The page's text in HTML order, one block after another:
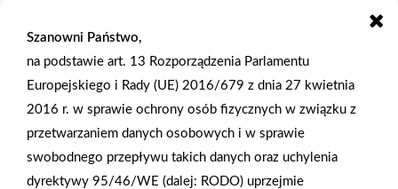
AKCJA "BEZPIECZNA DROGA DO SZKOŁY"
Z MRÓWKĄ W SULEJOWIE
Mróweczka ze sklepu PSB Mrówka w Sulejowie miała okazję
Szanowni Państwo,
na podstawie art. 13 Rozporządzenia Parlamentu
Europejskiego i Rady (UE) 2016/679 z dnia 27 kwietnia
2016 r. w sprawie ochrony osób fizycznych w związku z
przetwarzaniem danych osobowych i w sprawie
swobodnego przepływu takich danych oraz uchylenia
dyrektywy 95/46/WE (dalej: RODO) uprzejmie